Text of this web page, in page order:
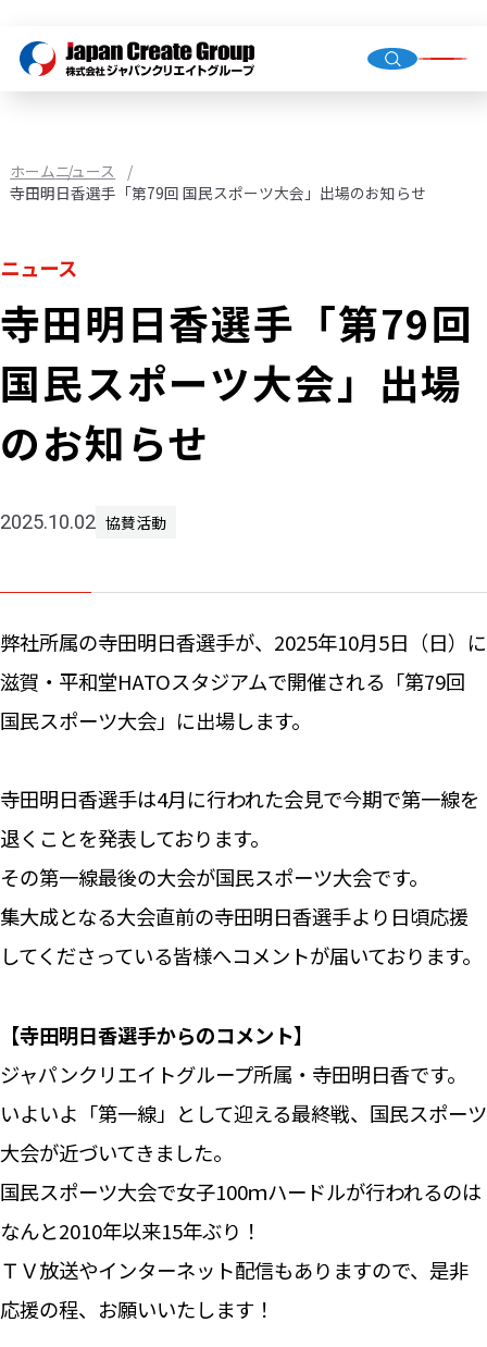
トップ
店舗運
（直営
環境イ
機械校
ホームニュース
寺田明日香選手「第79回 国民スポーツ大会」出場のお知らせ
ニュース
寺田明日香選手「第79回
国民スポーツ大会」出場
のお知らせ
2025.10.02 協賛活動
弊社所属の寺田明日香選手が、2025年10月5日（日）に
滋賀・平和堂HATOスタジアムで開催される「第79回
国民スポーツ大会」に出場します。
寺田明日香選手は4月に行われた会見で今期で第一線を
退くことを発表しております。
その第一線最後の大会が国民スポーツ大会です。
集大成となる大会直前の寺田明日香選手より日頃応援
してくださっている皆様へコメントが届いております。
【寺田明日香選手からのコメント】
ジャパンクリエイトグループ所属・寺田明日香です。
いよいよ「第一線」として迎える最終戦、国民スポーツ
大会が近づいてきました。
国民スポーツ大会で女子100ｍハードルが行われるのは
なんと2010年以来15年ぶり！
ＴＶ放送やインターネット配信もありますので、是非
応援の程、お願いいたします！